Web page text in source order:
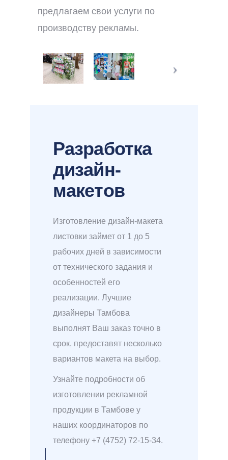
предлагаем свои услуги по
производству рекламы.
Разработка
дизайн-
макетов
Изготовление дизайн-макета
листовки займет от 1 до 5
рабочих дней в зависимости
от технического задания и
особенностей его
реализации. Лучшие
дизайнеры Тамбова
выполнят Ваш заказ точно в
срок, предоставят несколько
вариантов макета на выбор.
Узнайте подробности об
изготовлении рекламной
продукции в Тамбове у
наших координаторов по
телефону +7 (4752) 72-15-34.